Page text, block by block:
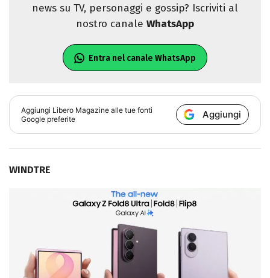
news su TV, personaggi e gossip? Iscriviti al
nostro canale WhatsApp
Entra nel canale WhatsApp
Aggiungi Libero Magazine alle tue fonti
Google preferite
Aggiungi
WINDTRE